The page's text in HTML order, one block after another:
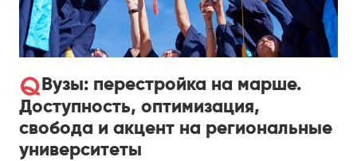
Вузы: перестройка на марше.
Доступность, оптимизация,
свобода и акцент на региональные
университеты